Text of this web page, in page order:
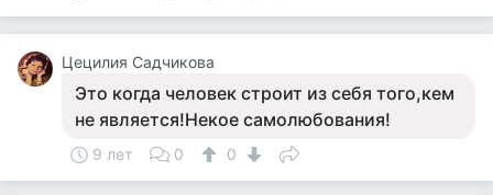
Цецилия Садчикова
Это когда человек строит из себя того,кем
не является!Некое самолюбования!
9 лет 0 0